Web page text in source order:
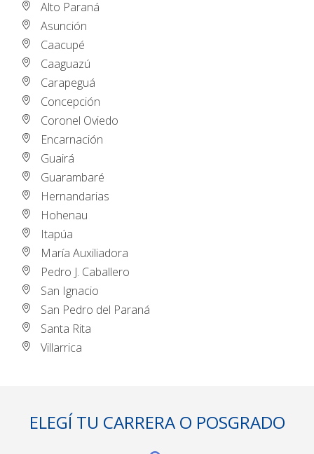
Alto Paraná
Asunción
Caacupé
Caaguazú
Carapeguá
Concepción
Coronel Oviedo
Encarnación
Guairá
Guarambaré
Hernandarias
Hohenau
Itapúa
María Auxiliadora
Pedro J. Caballero
San Ignacio
San Pedro del Paraná
Santa Rita
Villarrica
ELEGÍ TU CARRERA O POSGRADO